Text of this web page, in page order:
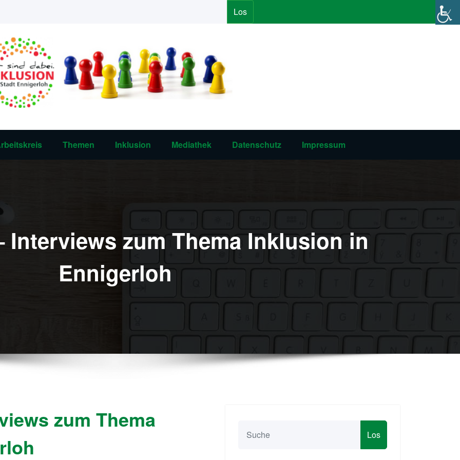
Los
Themen Inklusion Mediathek Datenschutz Impressum
Interviews zum Thema Inklusion in
Ennigerloh
zum Thema
Los